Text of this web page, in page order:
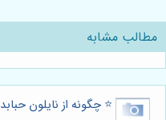
مطالب مشابه
⭐️ چگونه از نایلون